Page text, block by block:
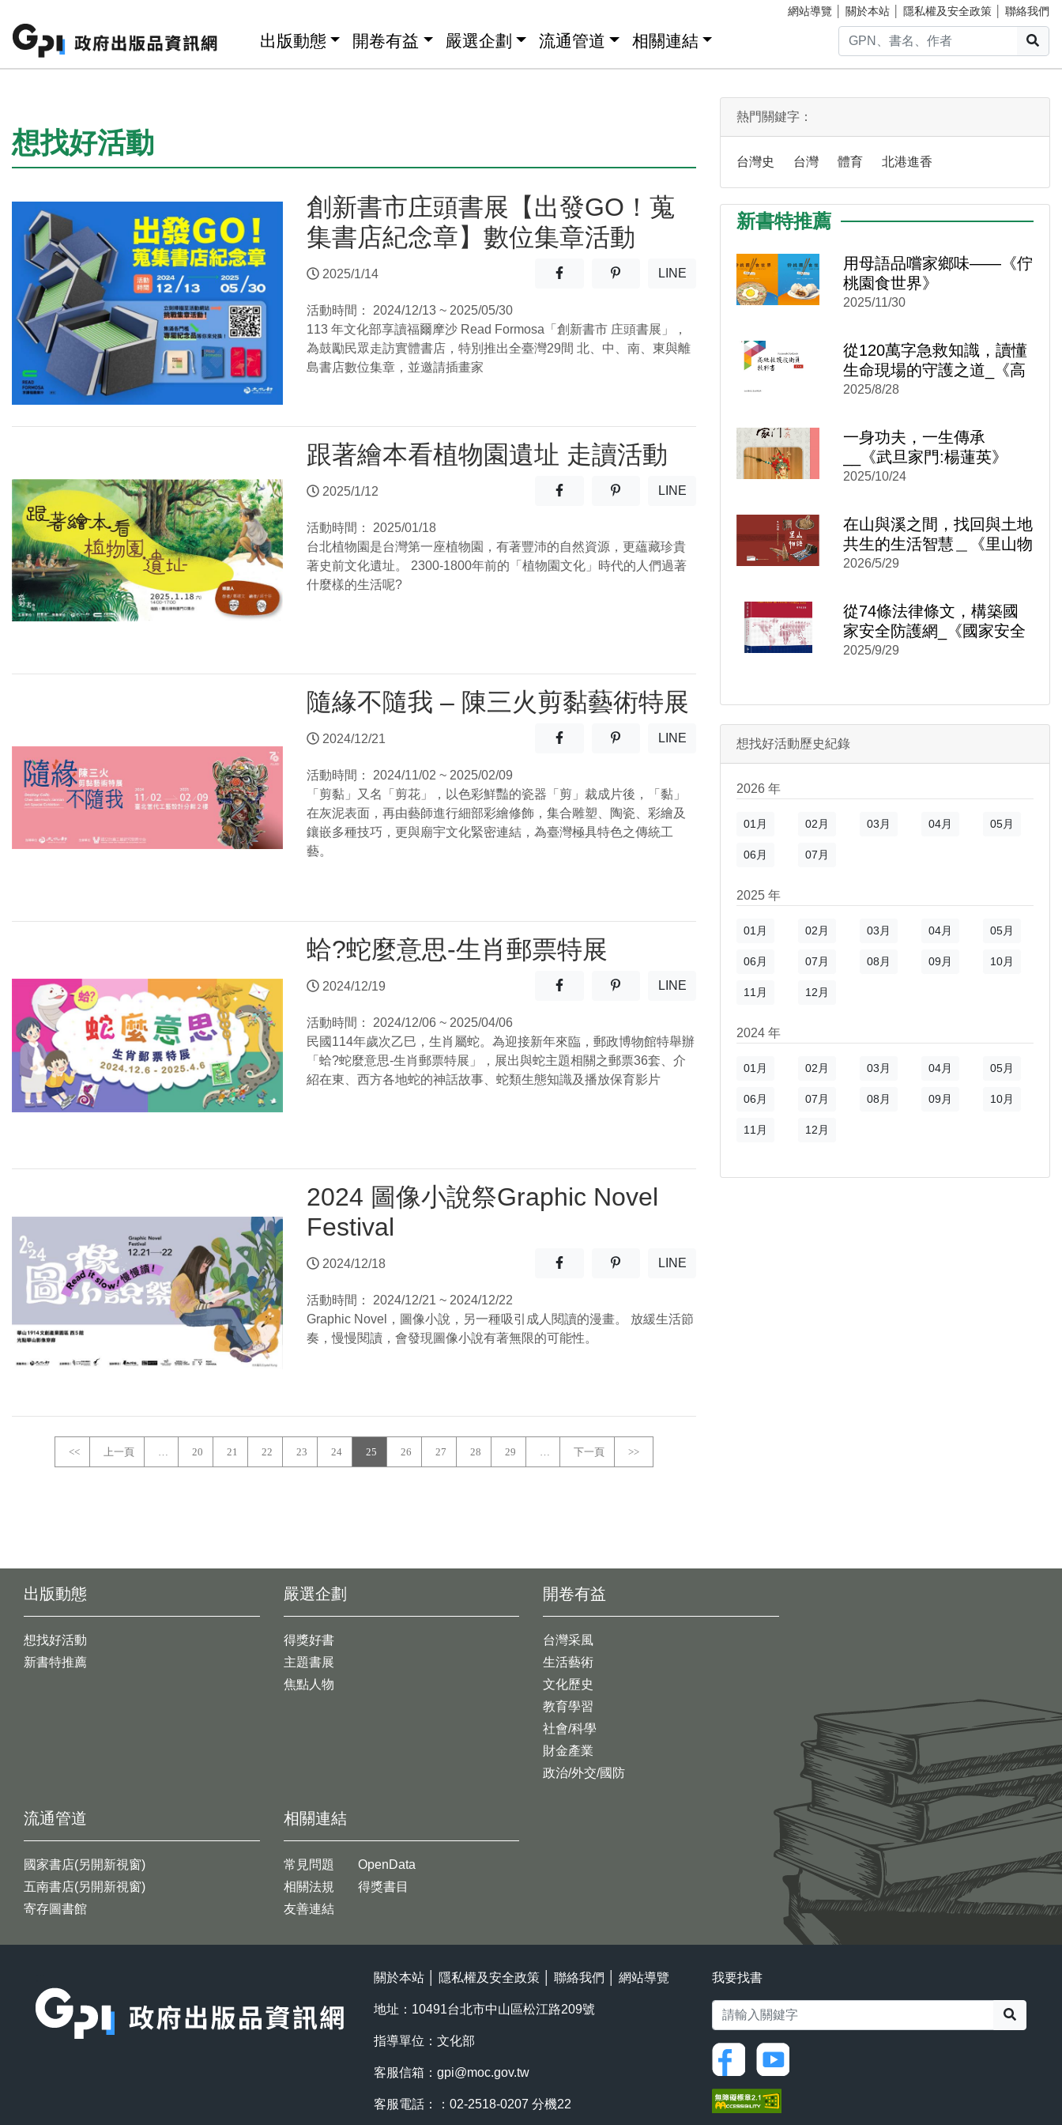
網站導覽 關於本站 隱私權及安全政策 聯絡我們
出版動態 開卷有益 嚴選企劃 流通管道 相關連結
想找好活動
創新書市庄頭書展【出發GO！蒐
集書店紀念章】數位集章活動
2025/1/14 分享至facebook(另開新視窗)
分享至噗浪(另開新視窗)
LINE
(另開新視窗)
活動時間：
2024/12/13 ~ 2025/05/30
113 年文化部享讀福爾摩沙 Read Formosa「創新書市 庄頭書展」，
為鼓勵民眾走訪實體書店，特別推出全臺灣29間 北、中、南、東與離
島書店數位集章，並邀請插畫家
跟著繪本看植物園遺址 走讀活動
2025/1/12 分享至facebook(另開新視窗)
分享至噗浪(另開新視窗)
LINE
活動時間：
2025/01/18
台北植物園是台灣第一座植物園，有著豐沛的自然資源，更蘊藏珍貴
著史前文化遺址。 2300-1800年前的「植物園文化」時代的人們過著
什麼樣的生活呢?
隨緣不隨我 – 陳三火剪黏藝術特展
2024/12/21 分享至facebook(另開新視窗)
分享至噗浪(另開新視窗)
LINE
活動時間：
2024/11/02 ~ 2025/02/09
「剪黏」又名「剪花」，以色彩鮮豔的瓷器「剪」裁成片後，「黏」
在灰泥表面，再由藝師進行細部彩繪修飾，集合雕塑、陶瓷、彩繪及
鑲嵌多種技巧，更與廟宇文化緊密連結，為臺灣極具特色之傳統工
藝。
蛤?蛇麼意思-生肖郵票特展
2024/12/19 分享至facebook(另開新視窗)
分享至噗浪(另開新視窗)
LINE
活動時間：
2024/12/06 ~ 2025/04/06
民國114年歲次乙巳，生肖屬蛇。為迎接新年來臨，郵政博物館特舉辦
「蛤?蛇麼意思-生肖郵票特展」，展出與蛇主題相關之郵票36套、介
紹在東、西方各地蛇的神話故事、蛇類生態知識及播放保育影片
2024 圖像小說祭Graphic Novel
Festival
2024/12/18 分享至facebook(另開新視窗)
分享至噗浪(另開新視窗)
LINE
活動時間：
2024/12/21 ~ 2024/12/22
Graphic Novel，圖像小說，另一種吸引成人閱讀的漫畫。 放緩生活節
奏，慢慢閱讀，會發現圖像小說有著無限的可能性。
<< 上一頁 … 20 21 22 23 24 25 26 27 28 29 … 下一頁 >>
熱門關鍵字：
台灣史 台灣 體育 北港進香
新書特推薦
用母語品嚐家鄉味——《佇
桃園食世界》
2025/11/30
從120萬字急救知識，讀懂
生命現場的守護之道_《高
級救護技術員教科書》
2025/8/28
一身功夫，一生傳承
__《武旦家門:楊蓮英》
2025/10/24
在山與溪之間，找回與土地
共生的生活智慧＿《里山物
語：大安溪左岸的山村生活
2026/5/29
從74條法律條文，構築國
家安全防護網_《國家安全
法 反滲透法 國家機密保護
2025/9/29
想找好活動歷史紀錄
2026 年
01月 02月 03月 04月 05月
06月 07月
2025 年
01月 02月 03月 04月 05月
06月 07月 08月 09月 10月
11月 12月
2024 年
01月 02月 03月 04月 05月
06月 07月 08月 09月 10月
11月 12月
出版動態
想找好活動
新書特推薦
開卷有益
台灣采風
生活藝術
文化歷史
教育學習
社會/科學
財金產業
政治/外交/國防
嚴選企劃
得獎好書
主題書展
焦點人物
流通管道
國家書店(另開新視窗)
五南書店(另開新視窗)
寄存圖書館
相關連結
常見問題
相關法規
友善連結
OpenData
得獎書目
關於本站 隱私權及安全政策 聯絡我們 網站導覽
地址：10491台北市中山區松江路209號
指導單位：文化部
客服信箱： gpi@moc.gov.tw
客服電話：：02-2518-0207 分機22
我要找書